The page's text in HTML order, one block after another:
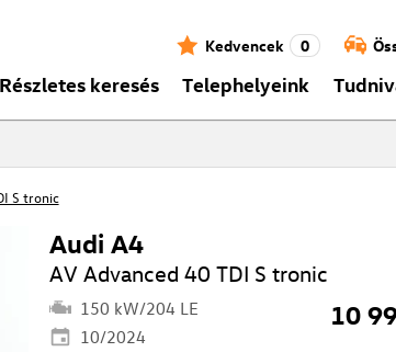
Kedvencek 0
Részletes keresés Telephelyeink
S tronic
Audi A4
AV Advanced 40 TDI S tronic
150 kW/204 LE
10/2024
10